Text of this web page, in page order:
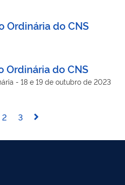
Ordinária do CNS
Ordinária do CNS
- 18 e 19 de outubro de 2023
2 3